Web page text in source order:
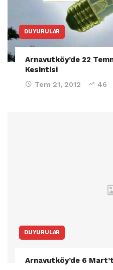
DUYURULAR
Arnavutköy’de 22
Kesintisi
Tem 21, 2012 46
DUYURULAR
Arnavutköy’de 6